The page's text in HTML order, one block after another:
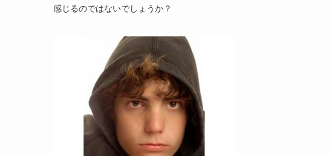
感じるのではないでしょうか？